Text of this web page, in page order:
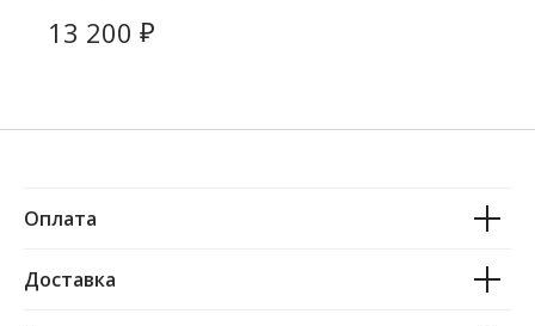
13 200 ₽
Оплата
Доставка